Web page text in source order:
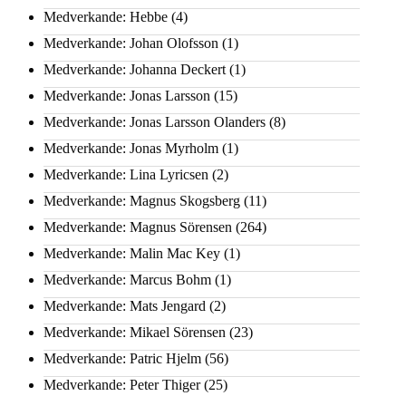
Medverkande: Hebbe (4)
Medverkande: Johan Olofsson (1)
Medverkande: Johanna Deckert (1)
Medverkande: Jonas Larsson (15)
Medverkande: Jonas Larsson Olanders (8)
Medverkande: Jonas Myrholm (1)
Medverkande: Lina Lyricsen (2)
Medverkande: Magnus Skogsberg (11)
Medverkande: Magnus Sörensen (264)
Medverkande: Malin Mac Key (1)
Medverkande: Marcus Bohm (1)
Medverkande: Mats Jengard (2)
Medverkande: Mikael Sörensen (23)
Medverkande: Patric Hjelm (56)
Medverkande: Peter Thiger(25)